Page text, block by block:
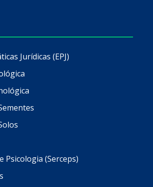
Jurídicas (EPJ)
Psicologia (Serceps)